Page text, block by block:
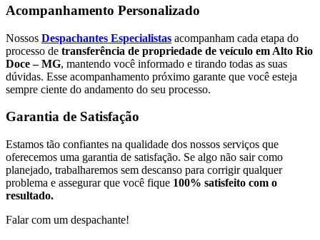
Acompanhamento Personalizado
Nossos Despachantes Especialistas acompanham cada etapa do
processo de transferência de propriedade de veículo em Alto Rio
Doce – MG, mantendo você informado e tirando todas as suas
dúvidas. Esse acompanhamento próximo garante que você esteja
sempre ciente do andamento do seu processo.
Garantia de Satisfação
Estamos tão confiantes na qualidade dos nossos serviços que
oferecemos uma garantia de satisfação. Se algo não sair como
planejado, trabalharemos sem descanso para corrigir qualquer
problema e assegurar que você fique 100% satisfeito com o
resultado.
Falar com um despachante!